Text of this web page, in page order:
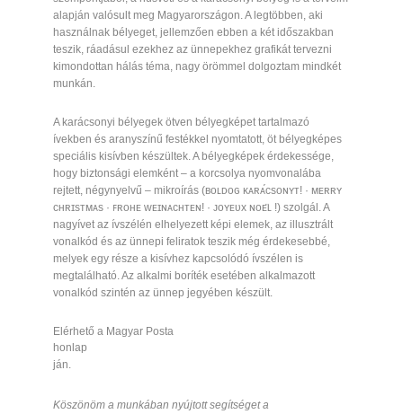
alapján valósult meg Magyarországon. A legtöbben, aki
használnak bélyeget, jellemzően ebben a két időszakban
teszik, ráadásul ezekhez az ünnepekhez grafikát tervezni
kimondottan hálás téma, nagy örömmel dolgoztam mindkét
munkán.
A karácsonyi bélyegek ötven bélyegképet tartalmazó
ívekben és aranyszínű festékkel nyomtatott, öt bélyegképes
speciális kisívben készültek. A bélyegképek érdekessége,
hogy biztonsági elemként – a korcsolya nyomvonalába
rejtett, négynyelvű – mikroírás (ʙᴏʟᴅᴏɢ ᴋᴀʀᴀ́ᴄsᴏɴʏᴛ! · ᴍᴇʀʀʏ
ᴄʜʀɪsᴛᴍᴀs · ꜰʀᴏʜᴇ ᴡᴇɪɴᴀᴄʜᴛᴇɴ! · ᴊᴏʏᴇᴜx ɴᴏᴇ̈ʟ !) szolgál. A
nagyívet az ívszélén elhelyezett képi elemek, az illusztrált
vonalkód és az ünnepi feliratok teszik még érdekesebbé,
melyek egy része a kisívhez kapcsolódó ívszélen is
megtalálható. Az alkalmi boríték esetében alkalmazott
vonalkód szintén az ünnep jegyében készült.
Elérhető a Magyar Posta
honlap
ján.
Köszönöm a munkában nyújtott segítséget a